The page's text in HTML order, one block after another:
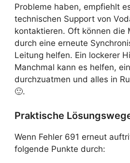
Probleme haben, empfiehlt
technischen Support von
kontaktieren. Oft können die
durch eine erneute
Leitung helfen. Ein lockerer
Manchmal kann es helfen,
durchzuatmen und alles in
🙂.
Praktische
Wenn Fehler 691 erneut
folgende Punkte durch: